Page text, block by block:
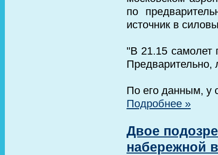
по
источник в
"В 21.15 самолет
Предварительно,
По его данным, у
Подробнее »
Двое
набережной